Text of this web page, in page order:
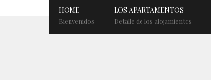
HOME
Bienvenidos
LOS APARTAMENTOS
Detalle de los alojamientos